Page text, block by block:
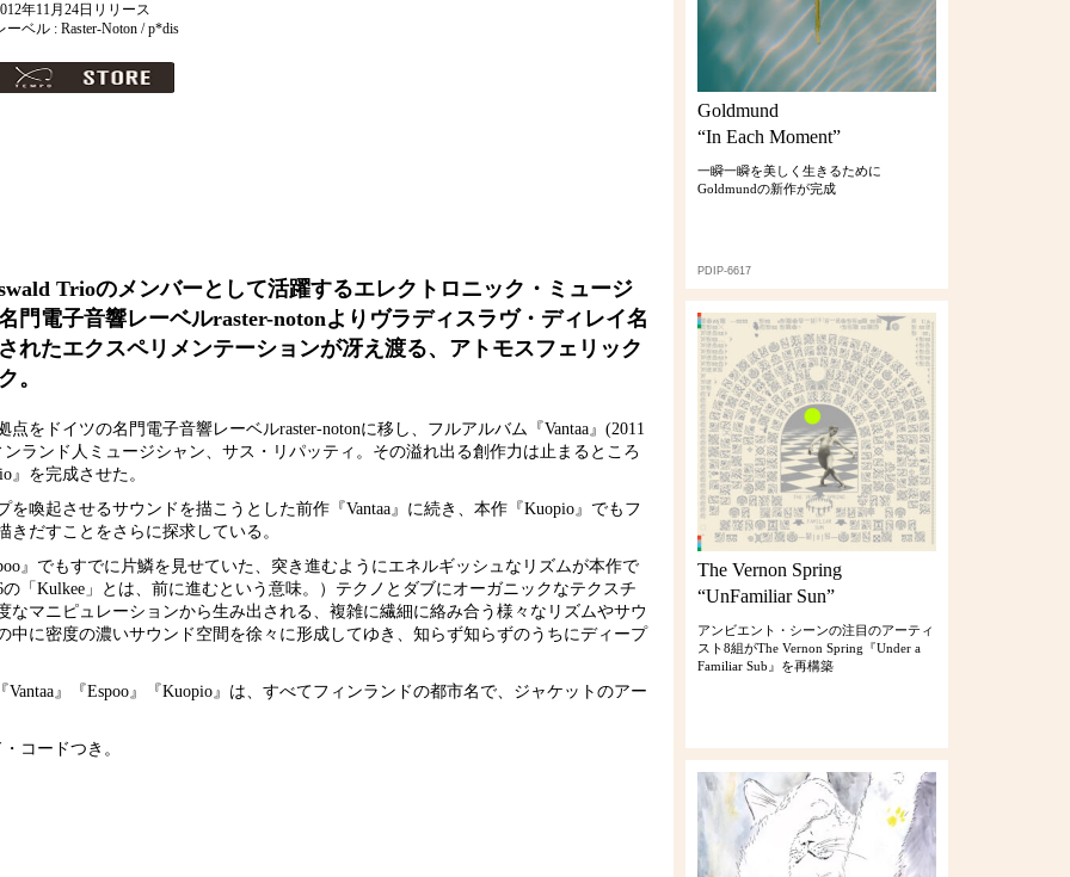
年11月24日リリース
ーベル : Raster-Noton / p*dis
Trioのメンバーとして活躍するエレクトロニック・ミュージ
門電子音響レーベルraster-notonよりヴラディスラヴ・ディレイ名
れたエクスペリメンテーションが冴え渡る、アトモスフェリック
。
をドイツの名門電子音響レーベルraster-notonに移し、フルアルバム『Vantaa』(2011
ランド人ミュージシャン、サス・リパッティ。その溢れ出る創作力は止まるところ
』を完成させた。
喚起させるサウンドを描こうとした前作『Vantaa』に続き、本作『Kuopio』でもフ
だすことをさらに探求している。
』でもすでに片鱗を見せていた、突き進むようにエネルギッシュなリズムが本作で
「Kulkee」とは、前に進むという意味。）テクノとダブにオーガニックなテクスチ
マニピュレーションから生み出される、複雑に繊細に絡み合う様々なリズムやサウ
に密度の濃いサウンド空間を徐々に形成してゆき、知らず知らずのうちにディープ
』『Espoo』『Kuopio』は、すべてフィンランドの都市名で、ジャケットのアー
コードつき。
Goldmund
“In Each Moment”
一瞬一瞬を美しく生きるために
Goldmundの新作が完成
PDIP-6617
The Vernon Spring
“UnFamiliar Sun”
アンビエント・シーンの注目のアーティ
スト8組がThe Vernon Spring『Under a
Familiar Sub』を再構築